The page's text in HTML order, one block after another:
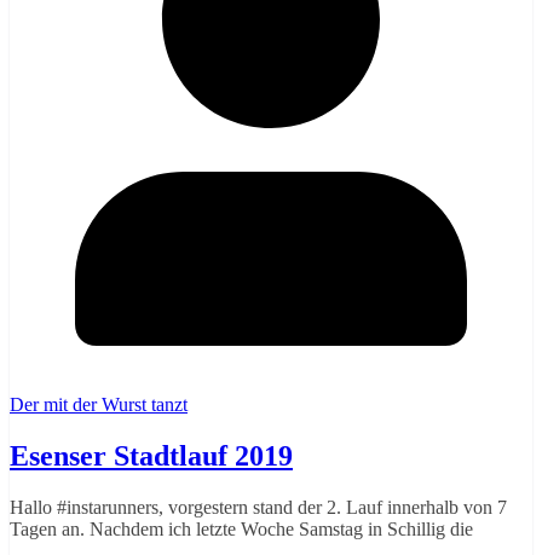
Der mit der Wurst tanzt
Esenser Stadtlauf 2019
Hallo #instarunners, vorgestern stand der 2. Lauf innerhalb von 7
Tagen an. Nachdem ich letzte Woche Samstag in Schillig die